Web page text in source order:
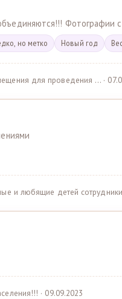
Фотографии
но метко Новый год
для проведения … ·
и любящие детей
· 09.09.2023